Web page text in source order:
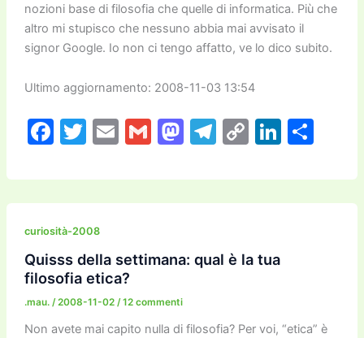
nozioni base di filosofia che quelle di informatica. Più che
altro mi stupisco che nessuno abbia mai avvisato il
signor Google. Io non ci tengo affatto, ve lo dico subito.
Ultimo aggiornamento: 2008-11-03 13:54
F
c
e
b
o
o
k
T
itt
er
E
ai
l
G
ai
l
M
st
o
o
T
e
gr
m
C
p
y
n
Li
k
e
C
n
di
curiosità-2008
Quisss della settimana: qual è la tua
filosofia etica?
.mau. /2008-11-02 /12 commenti
Non avete mai capito nulla di filosofia? Per voi, “etica” è